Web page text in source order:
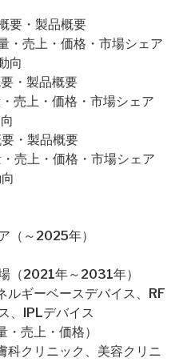
要・製品概要
・売上・価格・市場シェア
向
・製品概要
売上・価格・市場シェア
・製品概要
売上・価格・市場シェア
（～2025年）
（2021年～2031年）
ルギーベースデバイス、RF
、IPLデバイス
売上・価格）
科クリニック、美容クリニ